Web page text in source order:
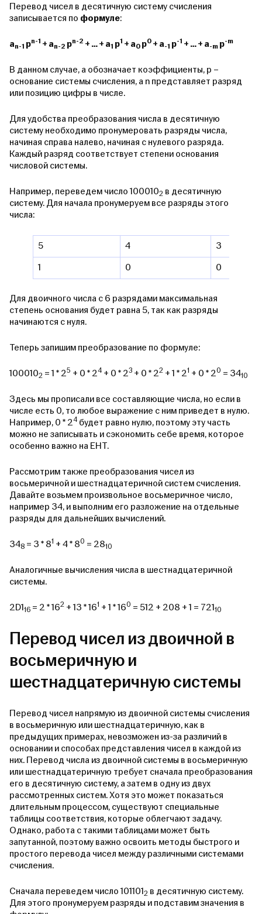
Перевод чисел в десятичную систему счисления
записывается по формуле:
an-1 pn-1 + an-2 pn-2 + … + a1 p1 + a0 p0 + a-1 p-1 + … + a-m p-m
В данном случае, а обозначает коэффициенты, р –
основание системы счисления, а n представляет разряд
или позицию цифры в числе.
Для удобства преобразования числа в десятичную
систему необходимо пронумеровать разряды числа,
начиная справа налево, начиная с нулевого разряда.
Каждый разряд соответствует степени основания
числовой системы.
Например, переведем число 1000102 в десятичную
систему. Для начала пронумеруем все разряды этого
числа:
5 4
3
1
0 0
Для двоичного числа с 6 разрядами максимальная
степень основания будет равна 5, так как разряды
начинаются с нуля.
Теперь запишим преобразование по формуле:
1000102 = 1 * 25 + 0 * 24 + 0 * 23 + 0 * 22 + 1 * 21 + 0 * 20 = 3410
Здесь мы прописали все составляющие числа, но если в
числе есть 0, то любое выражение с ним приведет в нулю.
Например, 0 * 24 будет равно нулю, поэтому эту часть
можно не записывать и сэкономить себе время, которое
особенно важно на ЕНТ.
Рассмотрим также преобразования чисел из
восьмеричной и шестнадцатеричной систем счисления.
Давайте возьмем произвольное восьмеричное число,
например 34, и выполним его разложение на отдельные
разряды для дальнейших вычислений.
348 = 3 * 81 + 4 * 80 = 2810
Аналогичные вычисления числа в шестнадцатеричной
системы.
2D116 = 2 * 162 + 13 * 161 + 1 * 160 = 512 + 208 + 1 = 72110
Перевод чисел из двоичной в
восьмеричную и
шестнадцатеричную системы
Перевод чисел напрямую из двоичной системы счисления
в восьмеричную или шестнадцатеричную, как в
предыдущих примерах, невозможен из-за различий в
основании и способах представления чисел в каждой из
них. Перевод числа из двоичной системы в восьмеричную
или шестнадцатеричную требует сначала преобразования
его в десятичную систему, а затем в одну из двух
рассмотренных систем. Хотя это может показаться
длительным процессом, существуют специальные
таблицы соответствия, которые облегчают задачу.
Однако, работа с такими таблицами может быть
запутанной, поэтому важно освоить методы быстрого и
простого перевода чисел между различными системами
счисления.
Сначала переведем число 1011012 в десятичную систему.
Для этого пронумеруем разряды и подставим значения в